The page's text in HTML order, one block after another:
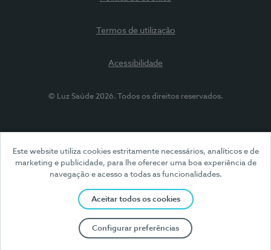
Este website utiliza cookies estritamente necessários, analíticos e de
marketing e publicidade, para lhe oferecer uma boa experiência de
navegação e acesso a todas as funcionalidades.
Aceitar todos os cookies
Configurar preferências
Termos de utilização
Acessibilidade
© Luz Saúde 2026. Todos os direitos reservados.